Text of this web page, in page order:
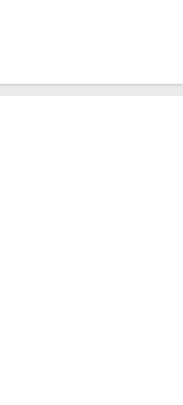
von 5 Sternen